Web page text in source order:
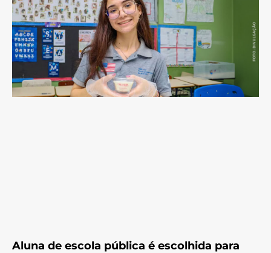
Aluna de escola pública é escolhida para